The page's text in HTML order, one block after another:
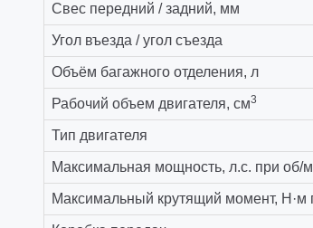
Свес передний / задний, мм
Угол въезда / угол съезда
Объём багажного отделения, л
Рабочий объем двигателя, см3
Тип двигателя
Максимальная мощность, л.с. при об/
Максимальный крутящий момент, Н·м